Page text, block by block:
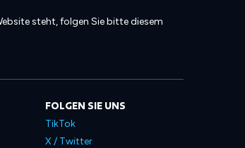
steht, folgen Sie bitte diesem
FOLGEN SIE UNS
TikTok
X / Twitter